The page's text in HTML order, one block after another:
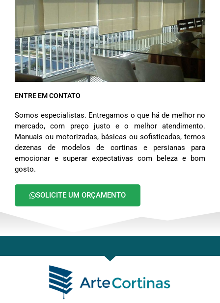
ENTRE EM CONTATO
Somos especialistas. Entregamos o que há de melhor no
mercado, com preço justo e o melhor atendimento.
Manuais ou motorizadas, básicas ou sofisticadas, temos
dezenas de modelos de cortinas e persianas para
emocionar e superar expectativas com beleza e bom
gosto.
SOLICITE UM ORÇAMENTO